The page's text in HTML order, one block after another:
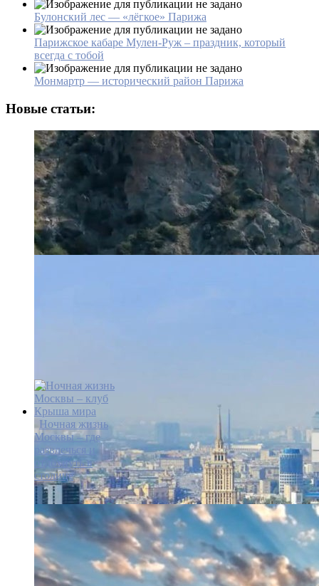
Булонский лес — «лёгкое» Парижа
Парижское кабаре Мулен-Руж – праздник, который
всегда с тобой
Монмартр — исторический район Парижа
Новые статьи:
Ночная жизнь
Москвы – где
развлечься и
отдохнуть в
столице